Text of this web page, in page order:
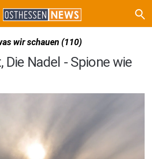
wir schauen (110)
Die Nadel - Spione wie